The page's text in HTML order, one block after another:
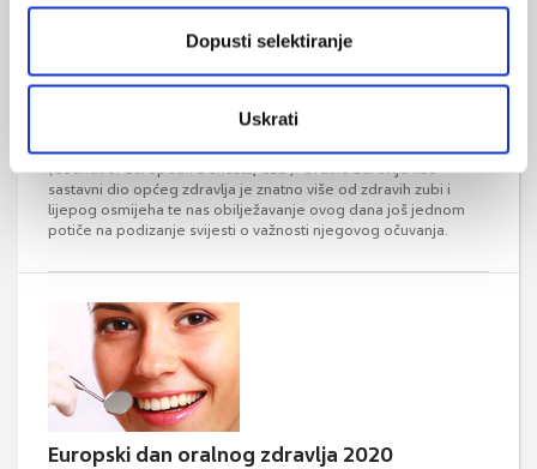
Dopusti selektiranje
Uskrati
Europski dan oralnog zdravlja obilježava se svake godine 12.
rujna, na inicijativu Vijeća europskih doktora dentalne medicine
(Council of European Dentists, CED). Oralno zdravlje kao
sastavni dio općeg zdravlja je znatno više od zdravih zubi i
lijepog osmijeha te nas obilježavanje ovog dana još jednom
potiče na podizanje svijesti o važnosti njegovog očuvanja.
Europski dan oralnog zdravlja 2020